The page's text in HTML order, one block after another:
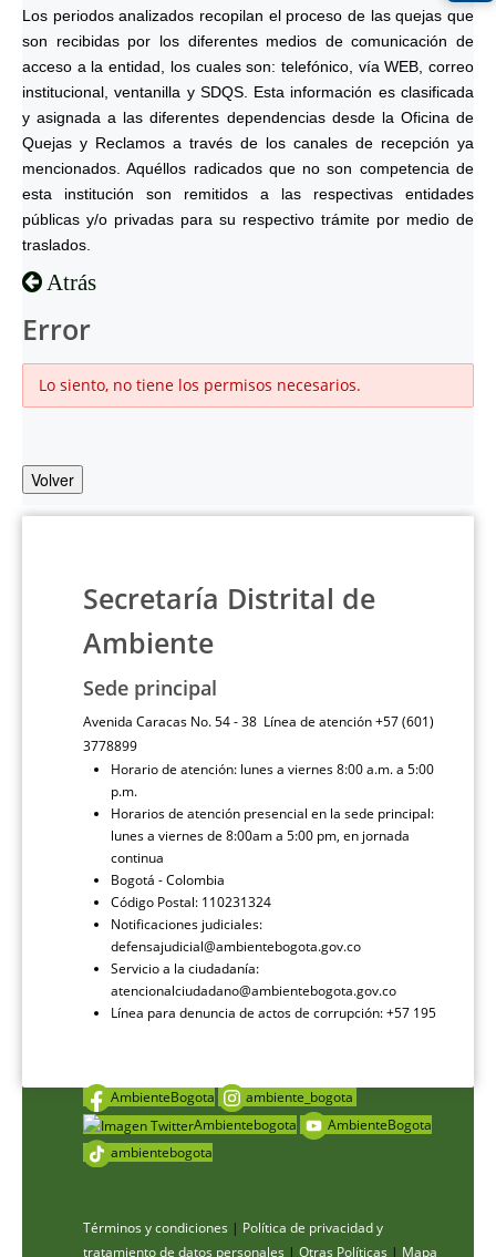
Los periodos analizados recopilan el proceso de las quejas que
son recibidas por los diferentes medios de comunicación de
acceso a la entidad, los cuales son: telefónico, vía WEB, correo
institucional, ventanilla y SDQS. Esta información es clasificada
y asignada a las diferentes dependencias desde la Oficina de
Quejas y Reclamos a través de los canales de recepción ya
mencionados. Aquéllos radicados que no son competencia de
esta institución son remitidos a las respectivas entidades
públicas y/o privadas para su respectivo trámite por medio de
traslados.
Atrás
Error
Lo siento, no tiene los permisos necesarios.
Volver
Secretaría Distrital de
Ambiente
Sede principal
Avenida Caracas No. 54 - 38 Línea de atención +57 (601)
3778899
Horario de atención: lunes a viernes 8:00 a.m. a 5:00
p.m.
Horarios de atención presencial en la sede principal:
lunes a viernes de 8:00am a 5:00 pm, en jornada
continua
Bogotá - Colombia
Código Postal: 110231324
Notificaciones judiciales:
defensajudicial@ambientebogota.gov.co
Servicio a la ciudadanía:
atencionalciudadano@ambientebogota.gov.co
Línea para denuncia de actos de corrupción: +57 195
AmbienteBogota
ambiente_bogota
Ambientebogota
AmbienteBogota
ambientebogota
Términos y condiciones | Política de privacidad y
tratamiento de datos personales | Otras Políticas | Mapa